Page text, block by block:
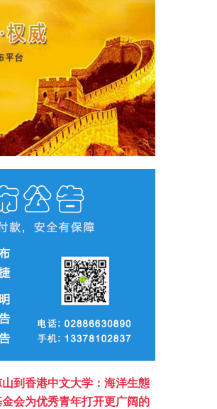
山到香港中文大学：海洋生態
会为优秀青年打开更广阔的